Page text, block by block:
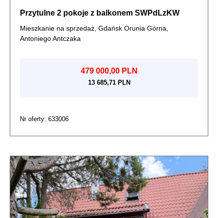
Przytulne 2 pokoje z balkonem SWPdLzKW
Mieszkanie na sprzedaż, Gdańsk Orunia Górna,
Antoniego Antczaka
479 000,00 PLN
13 685,71 PLN
Nr oferty: 633006